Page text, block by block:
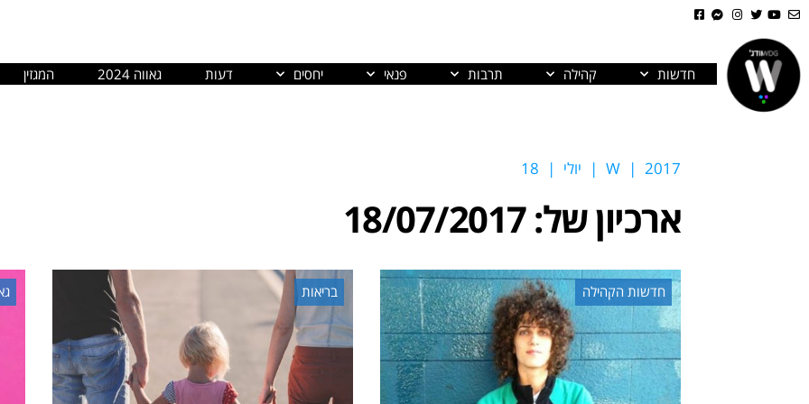
חדשות קהילה תרבות פנאי יחסים דעות גאווה 2024 המגזין
W | 2017
| יולי |
18
ארכיון של:18/07/2017
חדשות הקהילה בריאות